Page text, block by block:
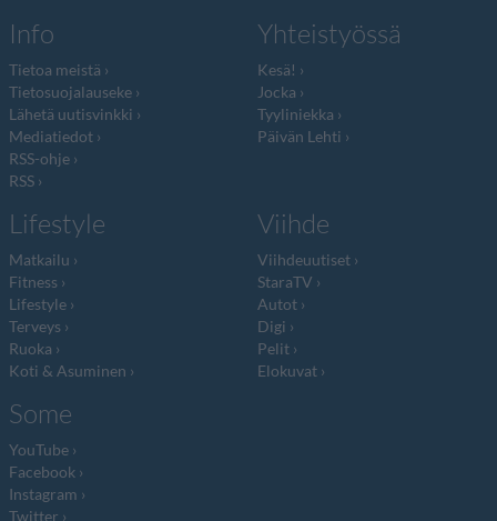
Info
Tietoa meistä
Tietosuojalauseke
Lähetä uutisvinkki
Mediatiedot
RSS-ohje
RSS
Yhteistyössä
Kesä!
Jocka
Tyyliniekka
Päivän Lehti
Lifestyle
Matkailu
Fitness
Lifestyle
Terveys
Ruoka
Koti & Asuminen
Viihde
Viihdeuutiset
StaraTV
Autot
Digi
Pelit
Elokuvat
Some
YouTube
Facebook
Instagram
Twitter